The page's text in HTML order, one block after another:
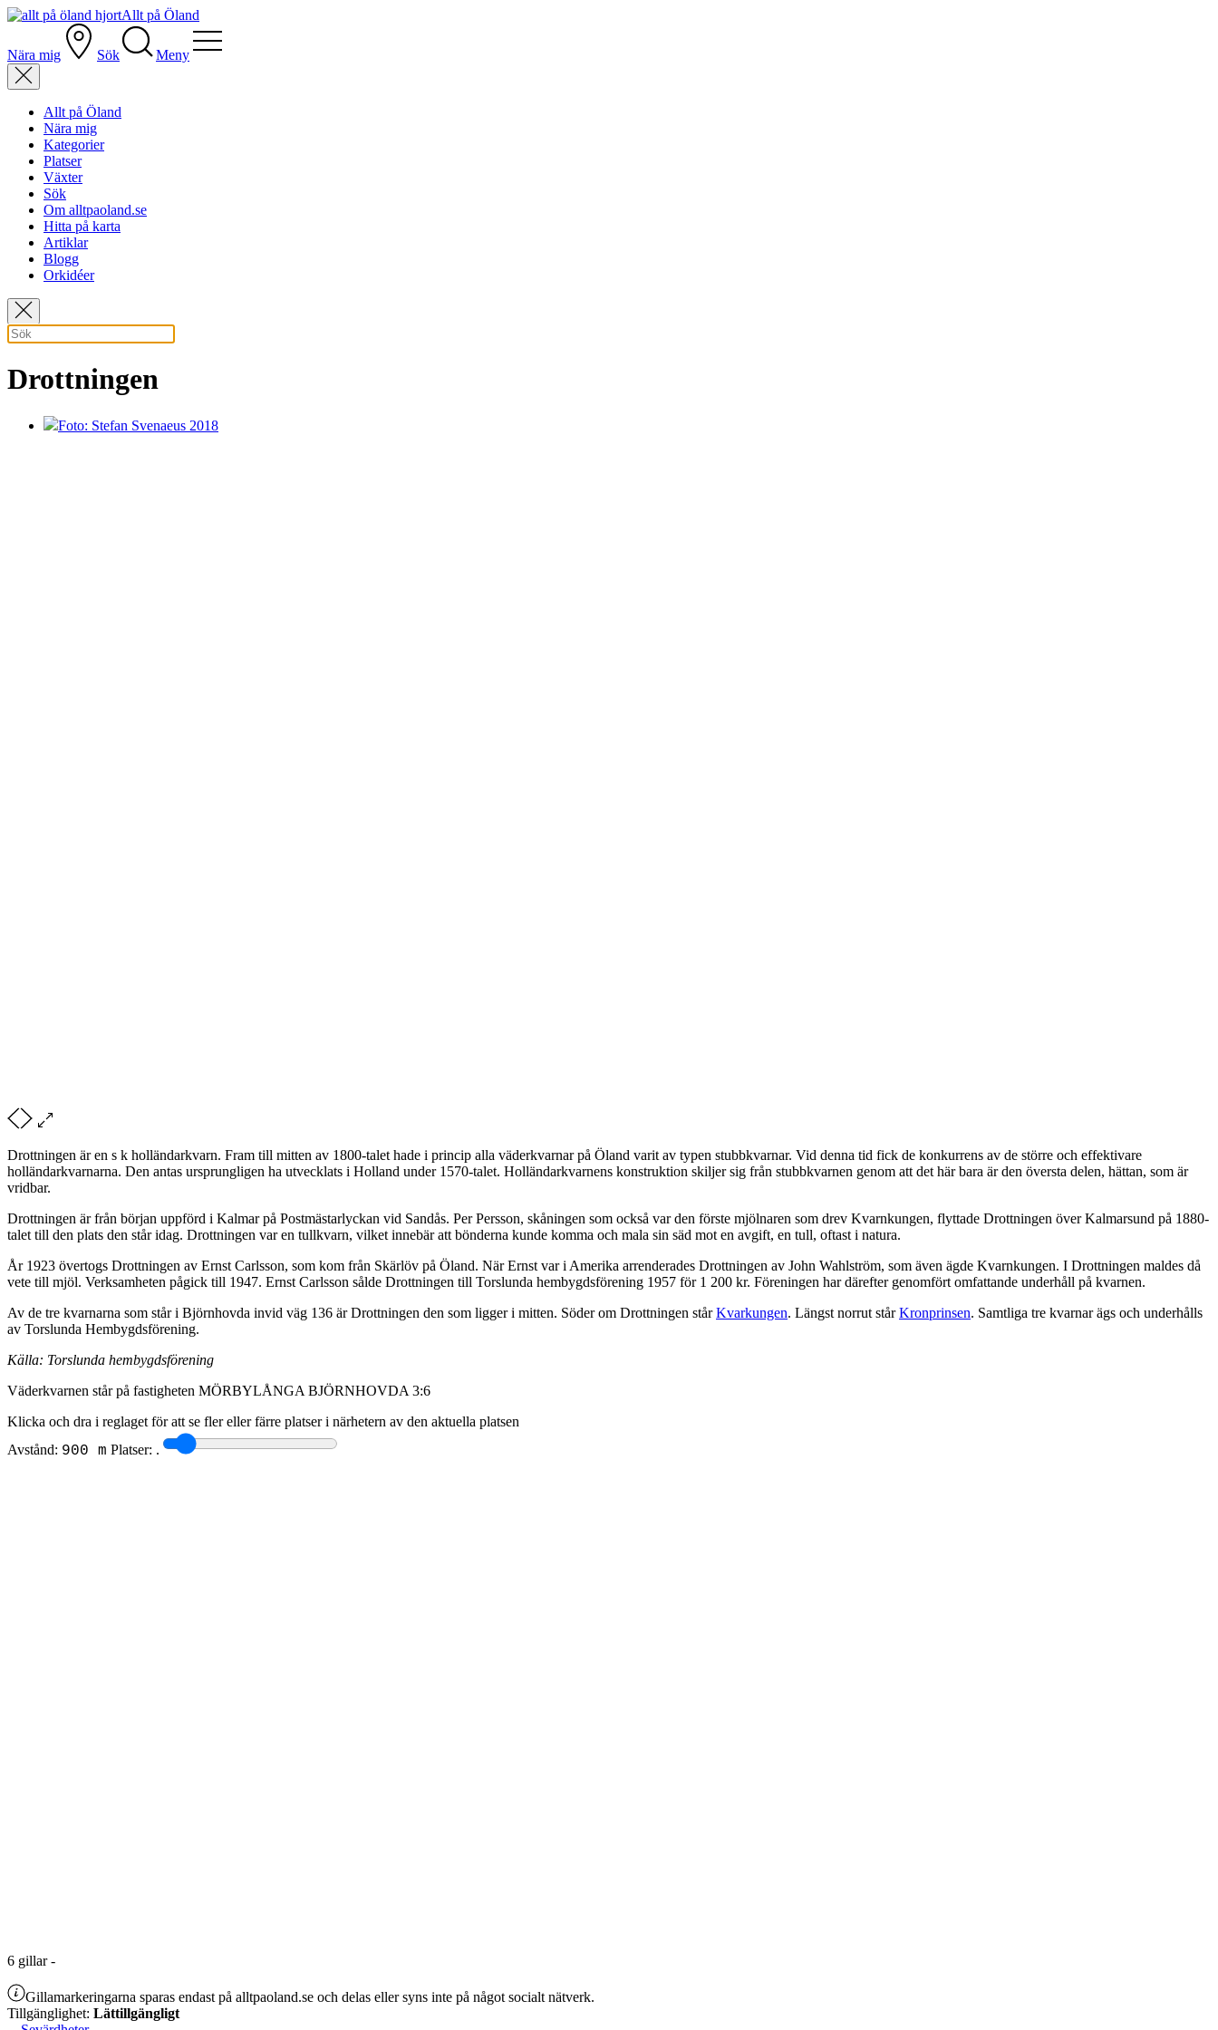
Allt på Öland
Nära mig Sök Meny
Allt på Öland
Nära mig
Kategorier
Platser
Växter
Sök
Om alltpaoland.se
Hitta på karta
Artiklar
Blogg
Orkidéer
Drottningen
Foto: Stefan Svenaeus 2018
Drottningen är en s k holländarkvarn. Fram till mitten av 1800-talet hade i princip alla väderkvarnar på Öland varit av typen stubbkvarnar. Vid denna tid fick de konkurrens av de större och effektivare
holländarkvarnarna. Den antas ursprungligen ha utvecklats i Holland under 1570-talet. Holländarkvarnens konstruktion skiljer sig från stubbkvarnen genom att det här bara är den översta delen, hättan, som är
vridbar.
Drottningen är från början uppförd i Kalmar på Postmästarlyckan vid Sandås. Per Persson, skåningen som också var den förste mjölnaren som drev Kvarnkungen, flyttade Drottningen över Kalmarsund på 1880-
talet till den plats den står idag. Drottningen var en tullkvarn, vilket innebär att bönderna kunde komma och mala sin säd mot en avgift, en tull, oftast i natura.
År 1923 övertogs Drottningen av Ernst Carlsson, som kom från Skärlöv på Öland. När Ernst var i Amerika arrenderades Drottningen av John Wahlström, som även ägde Kvarnkungen. I Drottningen maldes då
vete till mjöl. Verksamheten pågick till 1947. Ernst Carlsson sålde Drottningen till Torslunda hembygdsförening 1957 för 1 200 kr. Föreningen har därefter genomfört omfattande underhåll på kvarnen.
Av de tre kvarnarna som står i Björnhovda invid väg 136 är Drottningen den som ligger i mitten. Söder om Drottningen stårKvarkungen. Längst norrut stårKronprinsen. Samtliga tre kvarnar ägs och underhålls
av Torslunda Hembygdsförening.
Källa: Torslunda hembygdsförening
Väderkvarnen står på fastigheten MÖRBYLÅNGA BJÖRNHOVDA 3:6
Klicka och dra i reglaget för att se fler eller färre platser i närhetern av den aktuella platsen
Avstånd: 900 m Platser: .
6 gillar-
Gillamarkeringarna sparas endast på alltpaoland.se och delas eller syns inte på något socialt nätverk.
Tillgänglighet: Lättillgängligt